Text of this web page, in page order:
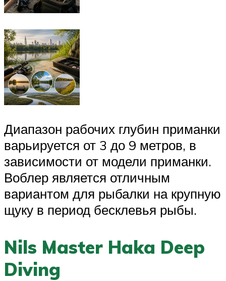
Диапазон рабочих глубин приманки
варьируется от 3 до 9 метров, в
зависимости от модели приманки.
Воблер является отличным
вариантом для рыбалки на крупную
щуку в период бесклевья рыбы.
Nils Master Haka Deep
Diving